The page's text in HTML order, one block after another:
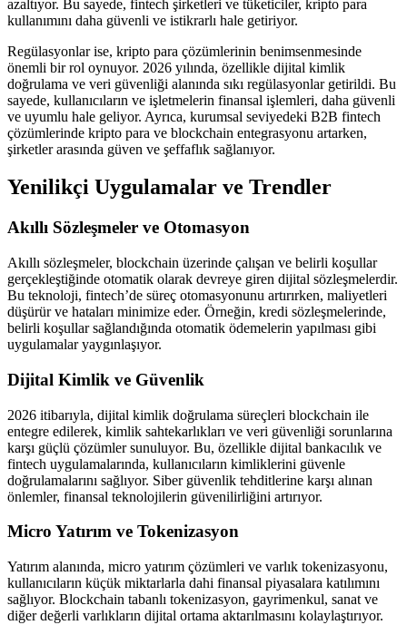
azaltıyor. Bu sayede, fintech şirketleri ve tüketiciler, kripto para
kullanımını daha güvenli ve istikrarlı hale getiriyor.
Regülasyonlar ise, kripto para çözümlerinin benimsenmesinde
önemli bir rol oynuyor. 2026 yılında, özellikle dijital kimlik
doğrulama ve veri güvenliği alanında sıkı regülasyonlar getirildi. Bu
sayede, kullanıcıların ve işletmelerin finansal işlemleri, daha güvenli
ve uyumlu hale geliyor. Ayrıca, kurumsal seviyedeki B2B fintech
çözümlerinde kripto para ve blockchain entegrasyonu artarken,
şirketler arasında güven ve şeffaflık sağlanıyor.
Yenilikçi Uygulamalar ve Trendler
Akıllı Sözleşmeler ve Otomasyon
Akıllı sözleşmeler, blockchain üzerinde çalışan ve belirli koşullar
gerçekleştiğinde otomatik olarak devreye giren dijital sözleşmelerdir.
Bu teknoloji, fintech’de süreç otomasyonunu artırırken, maliyetleri
düşürür ve hataları minimize eder. Örneğin, kredi sözleşmelerinde,
belirli koşullar sağlandığında otomatik ödemelerin yapılması gibi
uygulamalar yaygınlaşıyor.
Dijital Kimlik ve Güvenlik
2026 itibarıyla, dijital kimlik doğrulama süreçleri blockchain ile
entegre edilerek, kimlik sahtekarlıkları ve veri güvenliği sorunlarına
karşı güçlü çözümler sunuluyor. Bu, özellikle dijital bankacılık ve
fintech uygulamalarında, kullanıcıların kimliklerini güvenle
doğrulamalarını sağlıyor. Siber güvenlik tehditlerine karşı alınan
önlemler, finansal teknolojilerin güvenilirliğini artırıyor.
Micro Yatırım ve Tokenizasyon
Yatırım alanında, micro yatırım çözümleri ve varlık tokenizasyonu,
kullanıcıların küçük miktarlarla dahi finansal piyasalara katılımını
sağlıyor. Blockchain tabanlı tokenizasyon, gayrimenkul, sanat ve
diğer değerli varlıkların dijital ortama aktarılmasını kolaylaştırıyor.